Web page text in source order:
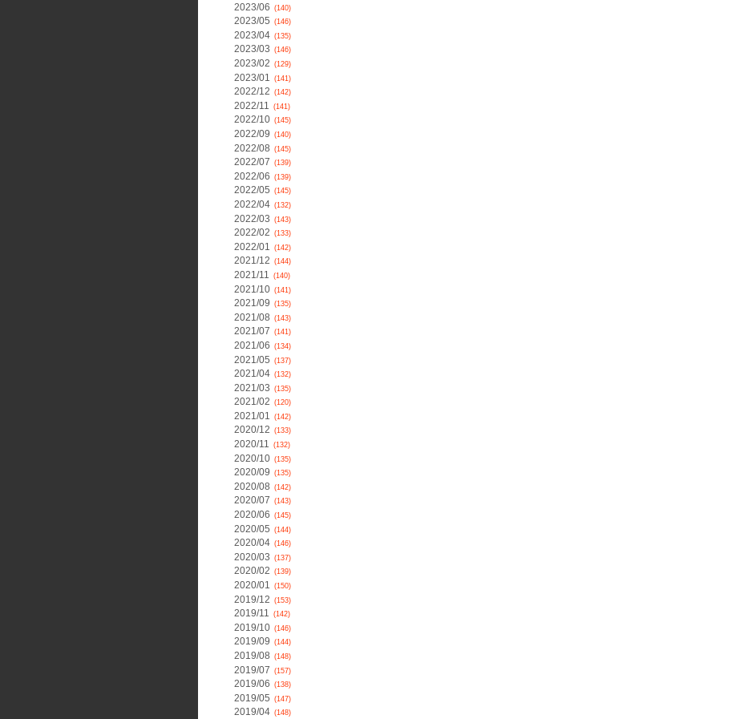
2023/06 (140)
2023/05 (146)
2023/04 (135)
2023/03 (146)
2023/02 (129)
2023/01 (141)
2022/12 (142)
2022/11 (141)
2022/10 (145)
2022/09 (140)
2022/08 (145)
2022/07 (139)
2022/06 (139)
2022/05 (145)
2022/04 (132)
2022/03 (143)
2022/02 (133)
2022/01 (142)
2021/12 (144)
2021/11 (140)
2021/10 (141)
2021/09 (135)
2021/08 (143)
2021/07 (141)
2021/06 (134)
2021/05 (137)
2021/04 (132)
2021/03 (135)
2021/02 (120)
2021/01 (142)
2020/12 (133)
2020/11 (132)
2020/10 (135)
2020/09 (135)
2020/08 (142)
2020/07 (143)
2020/06 (145)
2020/05 (144)
2020/04 (146)
2020/03 (137)
2020/02 (139)
2020/01 (150)
2019/12 (153)
2019/11 (142)
2019/10 (146)
2019/09 (144)
2019/08 (148)
2019/07 (157)
2019/06 (138)
2019/05 (147)
2019/04 (148)